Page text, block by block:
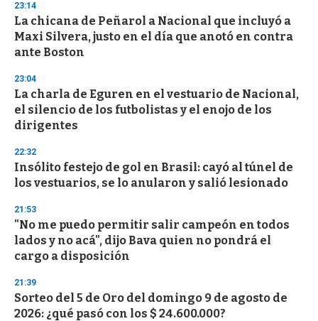
d
s
o
f
3
s
e
c
o
n
s
23:14
La chicana de Peñarol a Nacional que incluyó a
Maxi Silvera, justo en el día que anotó en contra
ante Boston
23:04
La charla de Eguren en el vestuario de Nacional,
el silencio de los futbolistas y el enojo de los
dirigentes
22:32
Insólito festejo de gol en Brasil: cayó al túnel de
los vestuarios, se lo anularon y salió lesionado
21:53
"No me puedo permitir salir campeón en todos
lados y no acá", dijo Bava quien no pondrá el
cargo a disposición
21:39
Sorteo del 5 de Oro del domingo 9 de agosto de
2026: ¿qué pasó con los $ 24.600.000?